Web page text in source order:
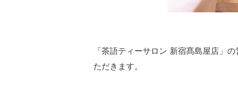
「茶語ティーサロン 新宿髙島屋店」
ただきます。